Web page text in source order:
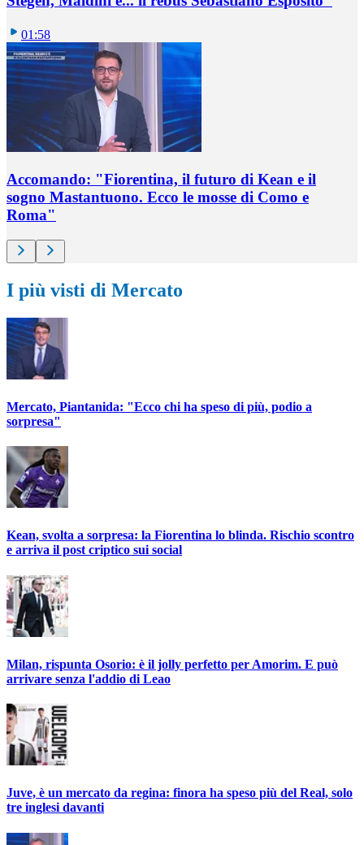
01:58
Accomando: "Fiorentina, il futuro di Kean e il
sogno Mastantuono. Ecco le mosse di Como e
Roma"
I più visti di Mercato
Mercato, Piantanida: "Ecco chi ha speso di più, podio a
sorpresa"
Kean, svolta a sorpresa: la Fiorentina lo blinda. Rischio scontro
e arriva il post criptico sui social
Milan, rispunta Osorio: è il jolly perfetto per Amorim. E può
arrivare senza l'addio di Leao
Juve, è un mercato da regina: finora ha speso più del Real, solo
tre inglesi davanti